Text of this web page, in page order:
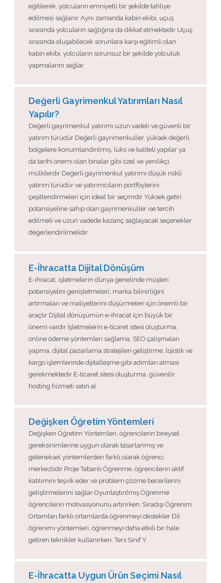
eğitilerek, yolcuların emniyetli bir şekilde tahliye
edilmesi sağlanır Aynı zamanda kabin ekibi, uçuş
sırasında yolcuların sağlığına da dikkat etmektedir Uçuş
sırasında oluşabilecek sorunlara karşı eğitimli olan
kabin ekibi, yolcuların sorunsuz bir şekilde yolculuk
yapmalarını sağlar
Değerli Gayrimenkul Yatırımları Nasıl
Yapılır?
Değerli gayrimenkul yatırımı uzun vadeli ve güvenli bir
yatırım türüdür Değerli gayrimenkuller, yüksek değerli
bölgelere konumlandırılmış, lüks ve kaliteli yapılar ya
da tarihi önemi olan binalar gibi özel ve yenilikçi
mülklerdir Değerli gayrimenkul yatırımı düşük riskli
yatırım türüdür ve yatırımcıların portföylerini
çeşitlendirmeleri için ideal bir seçimdir Yüksek getiri
potansiyeline sahip olan gayrimenkuller ise tercih
edilmeli ve uzun vadede kazanç sağlayacak seçenekler
değerlendirilmelidir
E-İhracatta Dijital Dönüşüm
E-ihracat, işletmelerin dünya genelinde müşteri
potansiyelini genişletmeleri, marka bilinirliğini
artırmaları ve maliyetlerini düşürmeleri için önemli bir
araçtır Dijital dönüşümün e-ihracat için büyük bir
önemi vardır İşletmelerin e-ticaret sitesi oluşturma,
online ödeme yöntemleri sağlama, SEO çalışmaları
yapma, dijital pazarlama stratejileri geliştirme, lojistik ve
kargo işlemlerinde dijitalleşme gibi adımları atması
gerekmektedir E-ticaret sitesi oluşturma, güvenilir
hosting hizmeti satın al
Değişken Öğretim Yöntemleri
Değişken Öğretim Yöntemleri, öğrencilerin bireysel
gereksinimlerine uygun olarak tasarlanmış ve
geleneksel yöntemlerden farklı olarak öğrenci
merkezlidir Proje Tabanlı Öğrenme, öğrencilerin aktif
katılımını teşvik eder ve problem çözme becerilerini
geliştirmelerini sağlar Oyunlaştırılmış Öğrenme
öğrencilerin motivasyonunu artırırken, Sıradışı Öğrenim
Ortamları farklı ortamlarda öğrenmeyi destekler Dil
öğrenimi yöntemleri, öğrenmeyi daha etkili bir hale
getiren teknikler kullanırken, Ters Sınıf Y
E-İhracatta Uygun Ürün Seçimi Nasıl